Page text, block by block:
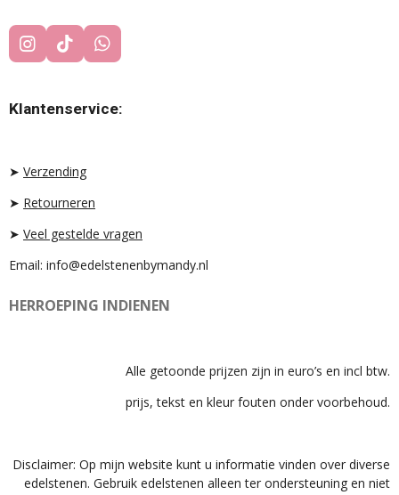
I
N
T
A
A
T
I
T
O
W
H
T
S
Klantenservice:
➤ Verzending
➤ Retourneren
➤ Veel gestelde vragen
Email: info@edelstenenbymandy.nl
HERROEPING INDIENEN
Alle getoonde prijzen zijn in euro’s en incl btw.
prijs, tekst en kleur fouten onder voorbehoud.
Disclaimer: Op mijn website kunt u informatie vinden over diverse
edelstenen. Gebruik edelstenen alleen ter ondersteuning en niet